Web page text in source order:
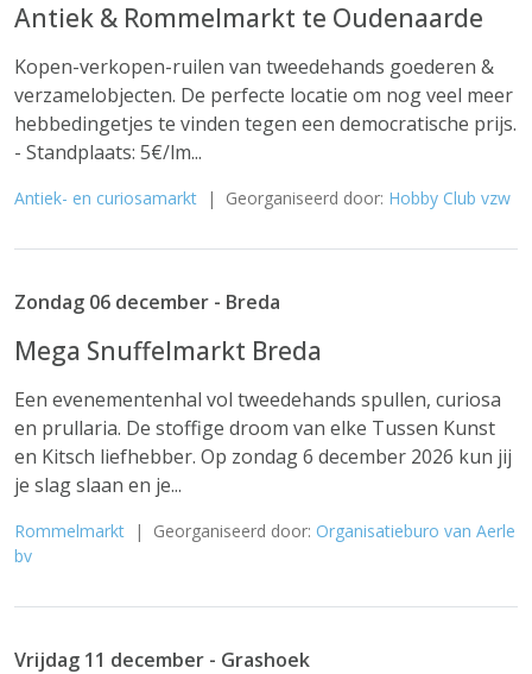
Antiek & Rommelmarkt te Oudenaarde
Kopen-verkopen-ruilen van tweedehands goederen &
verzamelobjecten. De perfecte locatie om nog veel meer
hebbedingetjes te vinden tegen een democratische prijs.
- Standplaats: 5€/lm...
Antiek- en curiosamarkt | Georganiseerd door: Hobby Club vzw
Zondag 06 december - Breda
Mega Snuffelmarkt Breda
Een evenementenhal vol tweedehands spullen, curiosa
en prullaria. De stoffige droom van elke Tussen Kunst
en Kitsch liefhebber. Op zondag 6 december 2026 kun jij
je slag slaan en je...
Rommelmarkt | Georganiseerd door: Organisatieburo van Aerle
bv
Vrijdag 11 december - Grashoek